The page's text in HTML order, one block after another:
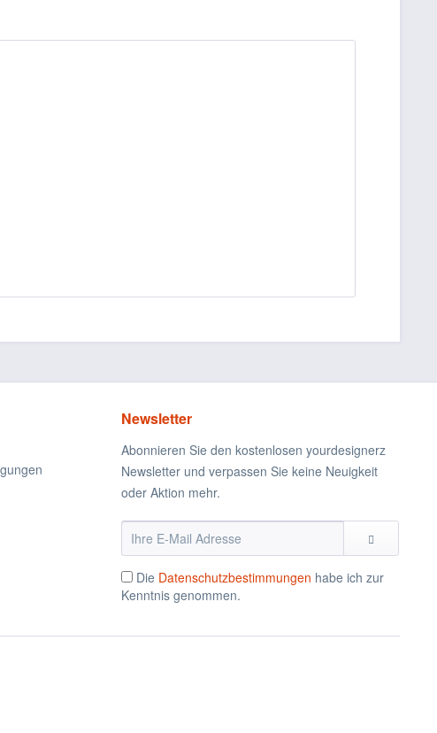
Newsletter
Abonnieren Sie den kostenlosen yourdesignerz
Newsletter und verpassen Sie keine Neuigkeit
oder Aktion mehr.
Die Datenschutzbestimmungen habe ich zur
Kenntnis genommen.